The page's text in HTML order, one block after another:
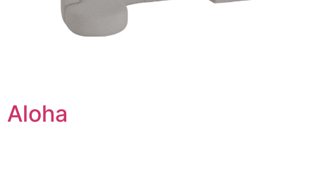
Aloha